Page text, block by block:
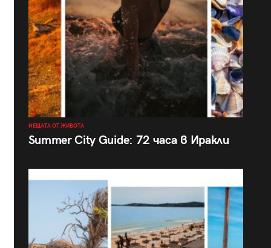
НЕЩАТА ОТ ЖИВОТА
Summer City Guide: 72 часа в Иракли